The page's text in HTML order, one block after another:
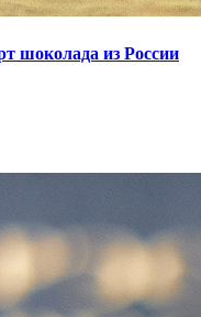
шоколада из России